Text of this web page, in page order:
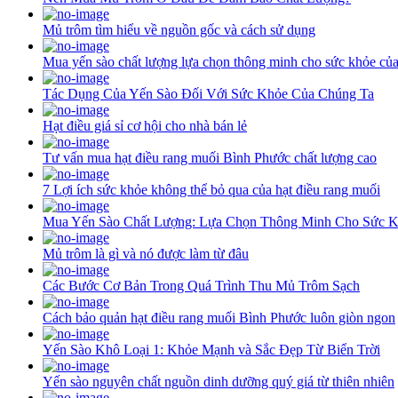
Mủ trôm tìm hiểu về nguồn gốc và cách sử dụng
Mua yến sào chất lượng lựa chọn thông minh cho sức khỏe
Tác Dụng Của Yến Sào Đối Với Sức Khỏe Của Chúng Ta
Hạt điều giá sỉ cơ hội cho nhà bán lẻ
Tư vấn mua hạt điều rang muối Bình Phước chất lượng cao
7 Lợi ích sức khỏe không thể bỏ qua của hạt điều rang muối
Mua Yến Sào Chất Lượng: Lựa Chọn Thông Minh Cho Sức
Mủ trôm là gì và nó được làm từ đâu
Các Bước Cơ Bản Trong Quá Trình Thu Mủ Trôm Sạch
Cách bảo quản hạt điều rang muối Bình Phước luôn giòn ngon
Yến Sào Khô Loại 1: Khỏe Mạnh và Sắc Đẹp Từ Biển Trời
Yến sào nguyên chất nguồn dinh dưỡng quý giá từ thiên nhiên